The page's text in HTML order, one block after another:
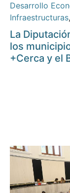
Desarrollo
Infraestructuras,
La
los
+Cerca y el